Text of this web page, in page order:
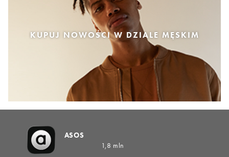
KUPUJ NOWOŚCI W DZIALE MĘSKIM
ASOS
1,8 mln